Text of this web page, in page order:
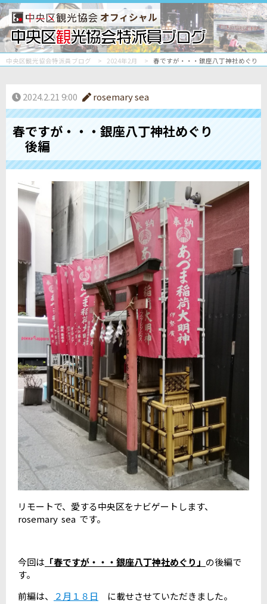
オフィシャル
中央区観光協会特派員ブログ 2024年2月 春ですが・・・銀座八丁神社めぐり
2024.2.21 9:00 rosemary sea
春ですが・・・銀座八丁神社めぐり
後編
リモートで、愛する中央区をナビゲートします、
rosemary sea です。
今回は 「春ですが・・・銀座八丁神社めぐり」 の後編で
す。
前編は、
２月１８日 に載せさせていただきました。